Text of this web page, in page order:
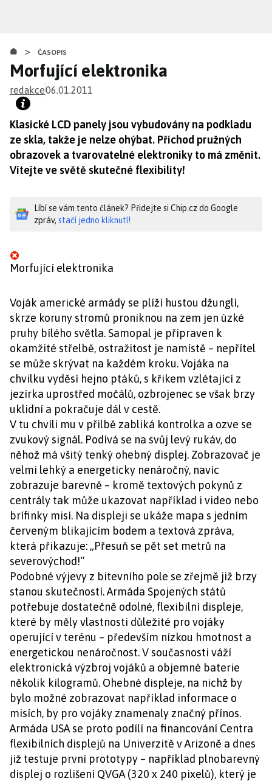
obsahu
> ČASOPIS
Morfující elektronika
redakce06.01.2011
Klasické LCD panely jsou vybudovány na podkladu
ze skla, takže je nelze ohýbat. Příchod pružných
obrazovek a tvarovatelné elektroniky to má změnit.
Vítejte ve světě skutečné flexibility!
Líbí se vám tento článek? Přidejte si Chip.cz do Google
zpráv, stačí jedno kliknutí!
Morfující elektronika
Voják americké armády se plíží hustou džunglí,
skrze koruny stromů proniknou na zem jen úzké
pruhy bílého světla. Samopal je připraven k
okamžité střelbě, ostražitost je namístě – nepřítel
se může skrývat na každém kroku. Vojáka na
chvilku vyděsí hejno ptáků, s křikem vzlétající z
jezírka uprostřed močálů, ozbrojenec se však brzy
uklidní a pokračuje dál v cestě.
V tu chvíli mu v přilbě zabliká kontrolka a ozve se
zvukový signál. Podívá se na svůj levý rukáv, do
něhož má všitý tenký ohebný displej. Zobrazovač je
velmi lehký a energeticky nenáročný, navíc
zobrazuje barevně – kromě textových pokynů z
centrály tak může ukazovat například i video nebo
brífinky misí. Na displeji se ukáže mapa s jedním
červeným blikajícím bodem a textová zpráva,
která přikazuje: „Přesuň se pět set metrů na
severovýchod!“
Podobné výjevy z bitevního pole se zřejmě již brzy
stanou skutečností. Armáda Spojených států
potřebuje dostatečně odolné, flexibilní displeje,
které by měly vlastnosti důležité pro vojáky
operující v terénu – především nízkou hmotnost a
energetickou nenáročnost. V současnosti váží
elektronická výzbroj vojáků a objemné baterie
několik kilogramů. Ohebné displeje, na nichž by
bylo možné zobrazovat například informace o
misích, by pro vojáky znamenaly značný přínos.
Armáda USA se proto podílí na financování Centra
flexibilních displejů na Univerzitě v Arizoně a dnes
již testuje první prototypy – například plnobarevný
displej o rozlišení QVGA (320 x 240 pixelů), který je